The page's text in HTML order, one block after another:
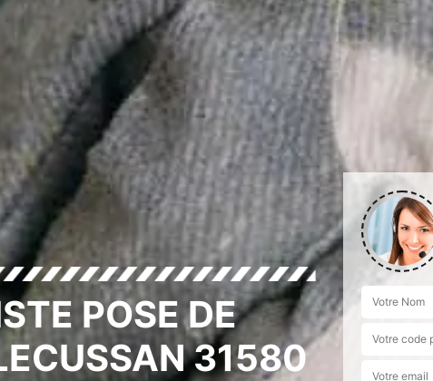
POSE DE
31580